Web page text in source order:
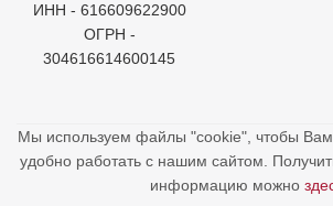
ИНН - 616609622900
ОГРН -
304616614600145
Мы используем файлы "cookie", чтобы
удобно работать с нашим сайтом.
информацию можно